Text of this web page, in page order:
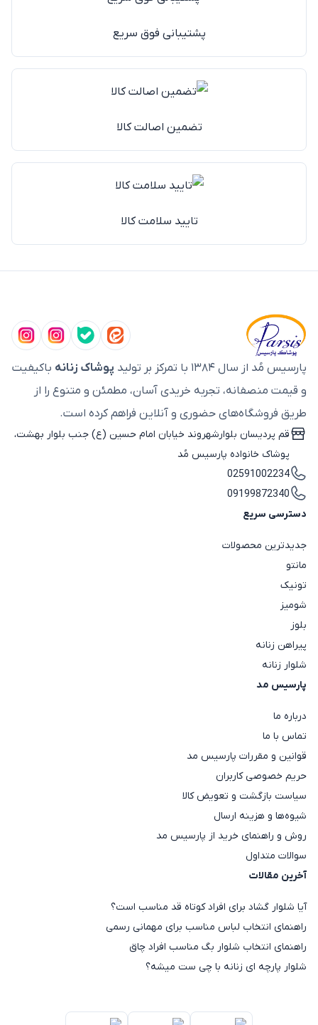
پشتیبانی فوق سریع
تضمین اصالت کالا
تایید سلامت کالا
پارسیس مُد از سال ۱۳۸۴ با تمرکز بر تولید پوشاک زنانه باکیفیت
و قیمت منصفانه، تجربه خریدی آسان، مطمئن و متنوع را از
طریق فروشگاه‌های حضوری و آنلاین فراهم کرده است.
قم پردیسان بلوارشهروند خیابان امام حسین (ع) جنب بلوار بهشت،
پوشاک خانواده پارسیس مُد
02591002234
09199872340
دسترسی سریع
جدیدترین محصولات
مانتو
تونیک
شومیز
بلوز
پیراهن زنانه
شلوار زنانه
پارسیس مد
درباره ما
تماس با ما
قوانین و مقررات پارسیس مد
حریم خصوصی کاربران
سیاست بازگشت و تعویض کالا
شیوه‌ها و هزینه ارسال
روش و راهنمای خرید از پارسیس مد
سوالات متداول
آخرین مقالات
آیا شلوار گشاد برای افراد کوتاه قد مناسب است؟
راهنمای انتخاب لباس مناسب برای مهمانی رسمی
راهنمای انتخاب شلوار بگ مناسب افراد چاق
شلوار پارچه ای زنانه با چی ست میشه؟